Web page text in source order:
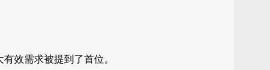
效需求被提到了首位。